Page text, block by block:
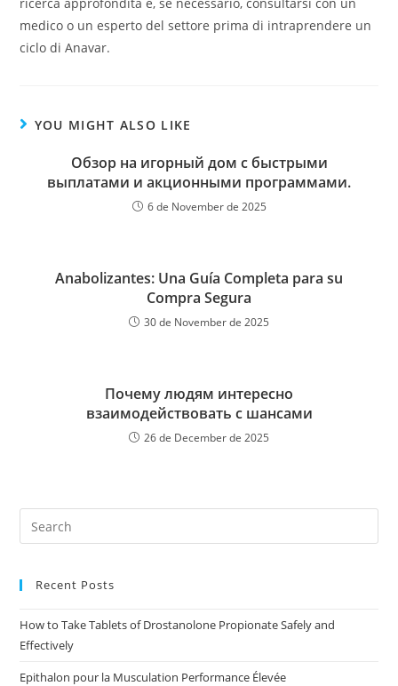
medico o un esperto del settore prima di intraprendere un
ciclo di Anavar.
YOU MIGHT ALSO LIKE
Обзор на игорный дом с быстрыми
выплатами и акционными программами.
6 de November de 2025
Anabolizantes: Una Guía Completa para su
Compra Segura
30 de November de 2025
Почему людям интересно
взаимодействовать с шансами
26 de December de 2025
Recent Posts
How to Take Tablets of Drostanolone Propionate Safely and
Effectively
Epithalon pour la Musculation Performance Élevée